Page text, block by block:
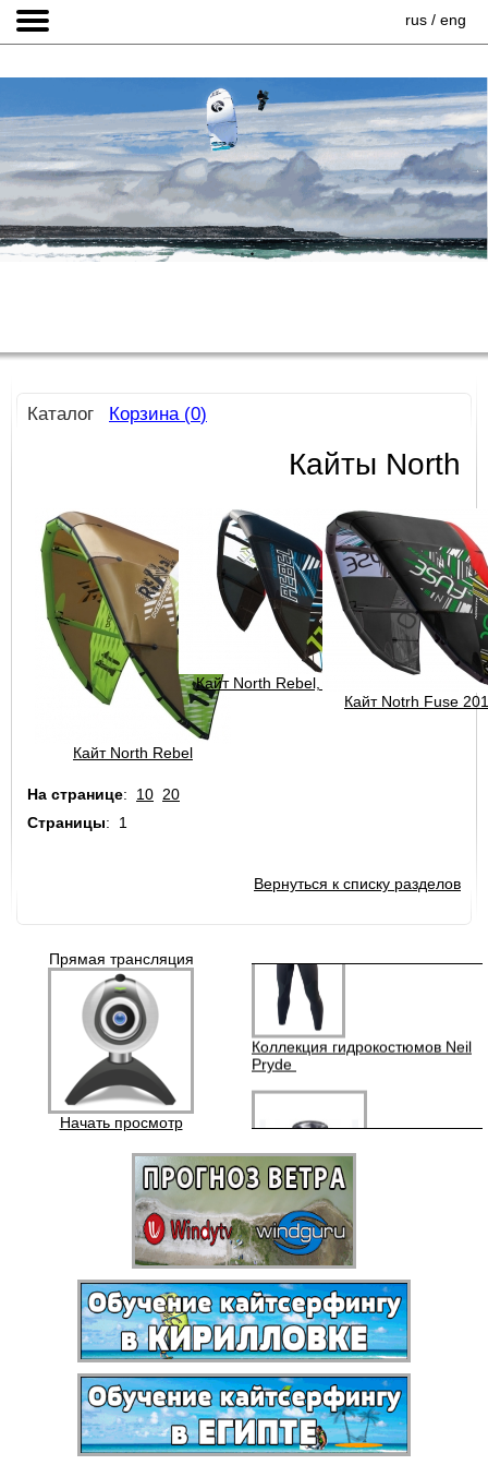
rus / eng
Каталог Корзина (0)
Кайты North
Кайт North Rebel
Кайт North Rebel, 2011
Кайт Notrh Fuse
На странице: 10 20
Страницы: 1
Вернуться к списку разделов
Прямая трансляция
Начать просмотр
восстановления кайта
Очки для кайтсерфинга Kiteam
Коллекция гидрокостюмов Neil
Pryde
Аквапаки (водонепроницаемые
чехлы)
Бордшорты Quik Silver
ГЛАВНАЯ
ШКОЛА